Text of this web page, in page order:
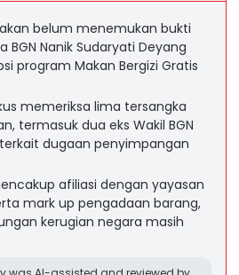
belum menemukan bukti
BGN Nanik Sudaryati Deyang
program Makan Bergizi Gratis
memeriksa lima tersangka
termasuk dua eks Wakil BGN
dugaan penyimpangan
afiliasi dengan yayasan
mark up pengadaan barang,
kerugian negara masih